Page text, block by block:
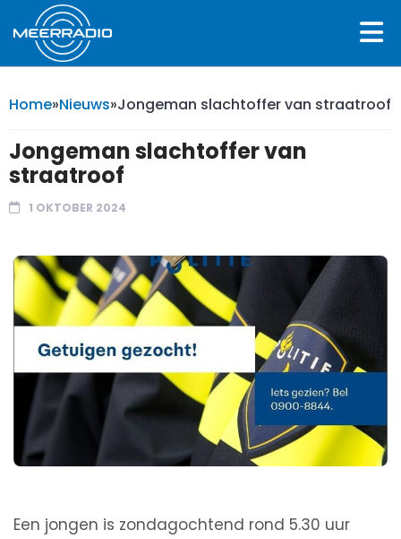
Home»Nieuws»Jongeman slachtoffer van straatroof
Jongeman slachtoffer van
straatroof
1 OKTOBER 2024
Een jongen is zondagochtend rond 5.30 uur